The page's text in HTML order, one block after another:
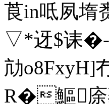
莨in呧夙堶
▽*迓$诔
劥o8FxyH]
R�鰸庩